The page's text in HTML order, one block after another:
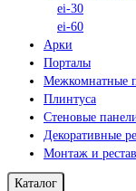
ei-30
ei-60
Арки
Порталы
Межкомнатные
Плинтуса
Стеновые
Декоративные
Монтаж и
Каталог